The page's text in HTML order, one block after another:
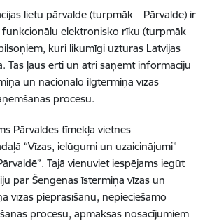
lietu pārvalde (turpmāk – Pārvalde) ir
elektronisko rīku (turpmāk –
kuri likumīgi uzturas Latvijas
Tas ļaus ērti un ātri saņemt informāciju
un nacionālo ilgtermiņa vīzas
procesu.
Pārvaldes tīmekļa vietnes
“Vīzas, ielūgumi un uzaicinājumi” –
Tajā vienuviet iespējams iegūt
par Šengenas īstermiņa vīzas un
vīzas pieprasīšanu, nepieciešamo
procesu, apmaksas nosacījumiem